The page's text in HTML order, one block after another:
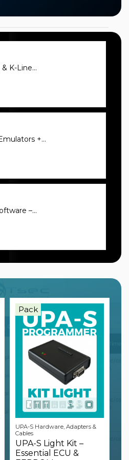
K-Line...
+...
–...
Pack
UPA-S Hardware, Adapters &
Cables
UPA-S Light Kit –
Essential ECU &